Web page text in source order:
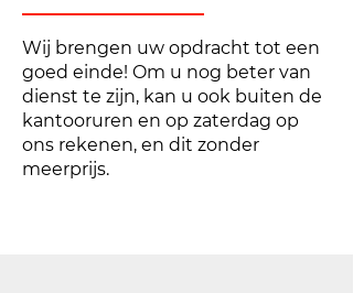
Wij brengen uw opdracht tot een
goed einde! Om u nog beter van
dienst te zijn, kan u ook buiten de
kantooruren en op zaterdag op
ons rekenen, en dit zonder
meerprijs.